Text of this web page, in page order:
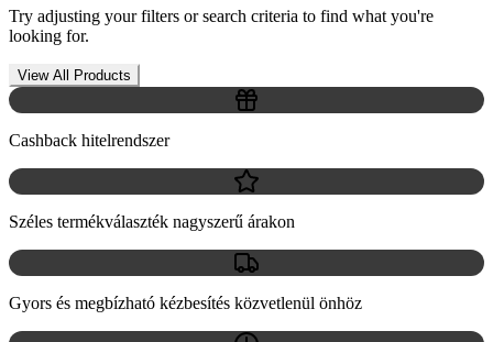
Try adjusting your filters or search criteria to find what you're
looking for.
View All Products
Cashback hitelrendszer
Széles termékválaszték nagyszerű árakon
Gyors és megbízható kézbesítés közvetlenül önhöz